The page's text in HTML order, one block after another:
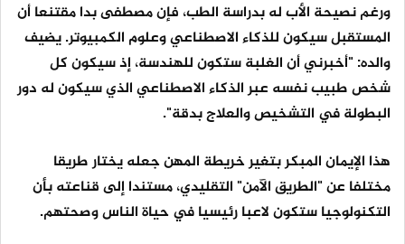
ورغم نصيحة الأب له بدراسة الطب، فإن مصطفى بدا مقتنعا أن
المستقبل سيكون للذكاء الاصطناعي وعلوم الكمبيوتر. يضيف
والده: "أخبرني أن الغلبة ستكون للهندسة، إذ سيكون كل
شخص طبيب نفسه عبر الذكاء الاصطناعي الذي سيكون له دور
البطولة في التشخيص والعلاج بدقة".
هذا الإيمان المبكر بتغير خريطة المهن جعله يختار طريقا
مختلفا عن "الطريق الآمن" التقليدي، مستندا إلى قناعته بأن
التكنولوجيا ستكون لاعبا رئيسيا في حياة الناس وصحتهم.